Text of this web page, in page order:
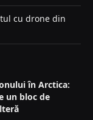
cu drone din
în Arctica:
un bloc de